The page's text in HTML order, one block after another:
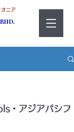
オニア
・アジアパシフ